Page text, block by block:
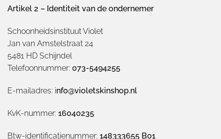
Artikel 2 – Identiteit van de ondernemer
Schoonheidsinstituut Violet
Jan van Amstelstraat 24
5481 HD Schijndel
Telefoonnummer: 073-5494255
E-mailadres: info@violetskinshop.nl
KvK-nummer: 16040235
Btw-identificatienummer: 148333655 B01